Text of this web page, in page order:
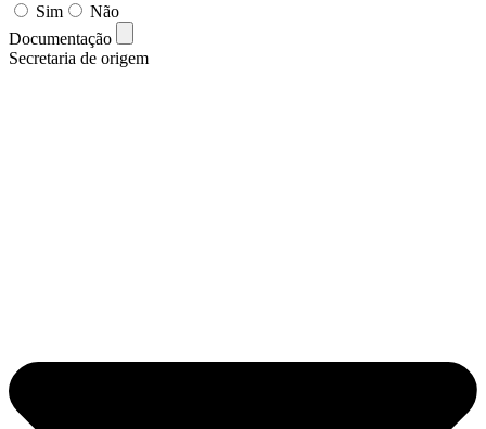
Sim
Não
Documentação
Secretaria de origem